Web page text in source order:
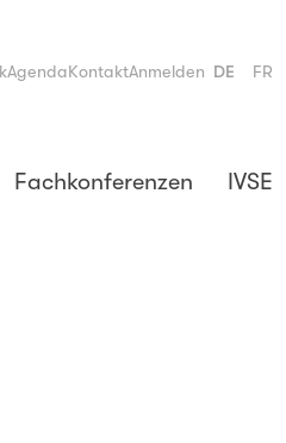
AgendaKontaktAnmelden DE FR
Fachkonferenzen IVSE